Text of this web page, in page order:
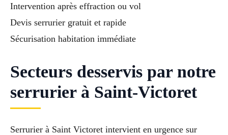
Intervention après effraction ou vol
Devis serrurier gratuit et rapide
Sécurisation habitation immédiate
Secteurs desservis par notre
serrurier à Saint-Victoret
Serrurier à Saint Victoret intervient en urgence sur